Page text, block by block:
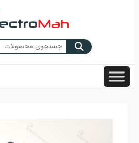
جستجو
برای: